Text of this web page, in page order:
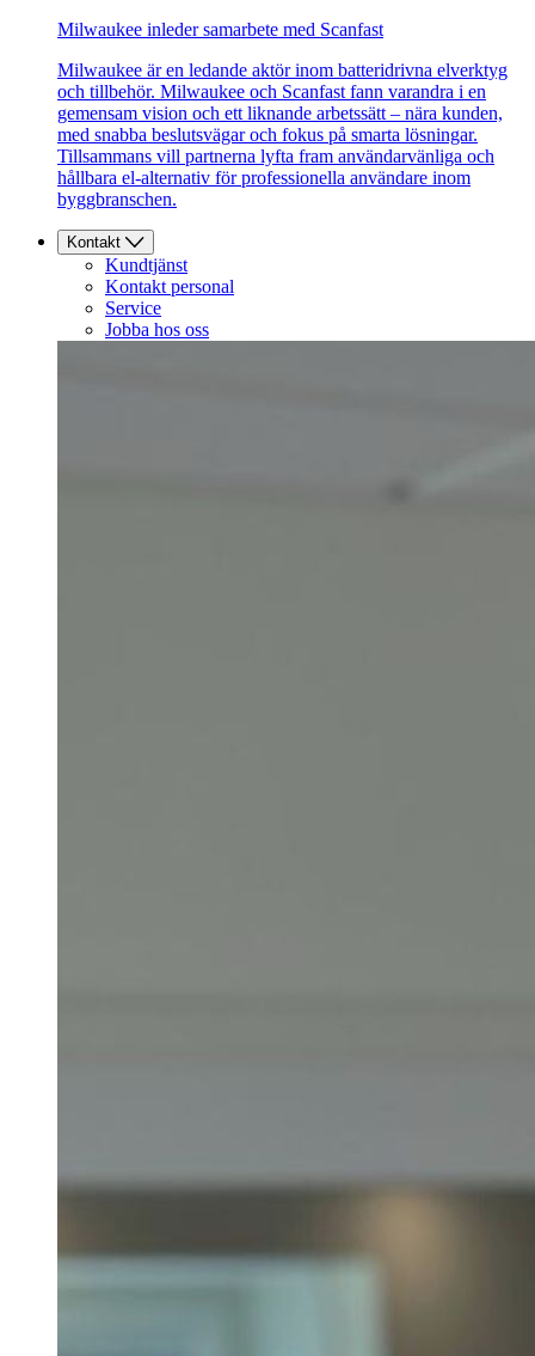
Milwaukee inleder samarbete med Scanfast
Milwaukee är en ledande aktör inom batteridrivna elverktyg
och tillbehör. Milwaukee och Scanfast fann varandra i en
gemensam vision och ett liknande arbetssätt – nära kunden,
med snabba beslutsvägar och fokus på smarta lösningar.
Tillsammans vill partnerna lyfta fram användarvänliga och
hållbara el-alternativ för professionella användare inom
byggbranschen.
Kontakt
Kundtjänst
Kontakt personal
Service
Jobba hos oss